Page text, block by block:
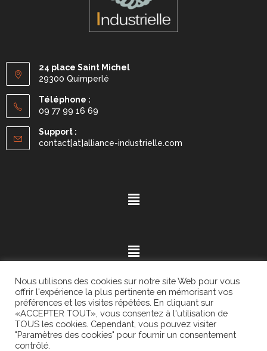
24 place Saint Michel
29300 Quimperlé
Téléphone :
09 77 99 16 69
Support :
contact[at]alliance-industrielle.com
Mention légales - ©2021.Alvaria. All Rights Reserved.
Nous utilisons des cookies sur notre site Web pour vous
offrir l'expérience la plus pertinente en mémorisant vos
préférences et les visites répétées. En cliquant sur
«ACCEPTER TOUT», vous consentez à l'utilisation de
TOUS les cookies. Cependant, vous pouvez visiter
"Paramètres des cookies" pour fournir un consentement
contrôlé.